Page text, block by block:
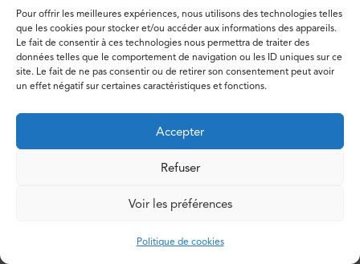
Pour offrir les meilleures expériences, nous utilisons des technologies telles
que les cookies pour stocker et/ou accéder aux informations des appareils.
Le fait de consentir à ces technologies nous permettra de traiter des
données telles que le comportement de navigation ou les ID uniques sur ce
site. Le fait de ne pas consentir ou de retirer son consentement peut avoir
un effet négatif sur certaines caractéristiques et fonctions.
Accepter
Refuser
Voir les préférences
Politique de cookies
Le mois de novembre est initialement le mois de
sensibilisation aux violences faites aux femmes. En
contre-pied est né Movember, une campagne
internationale qui ramène l’attention sur les
hommes. C’est le même mécanisme d’inversion ?
ont transformé « droits des hommes » en